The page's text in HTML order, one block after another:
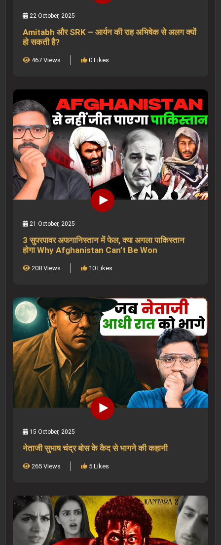
22 October, 2025
Amitabh और SRK – आर्यन की राह अभिषेक से अलग क्यों
हो सकती है?
467 Views 0 Likes
21 October, 2025
3 सुपरपावर अफगानिस्तान में फेल, क्या अगला पाकिस्तान
होगा Why Afghanistan Can’t Be Won
208 Views 10 Likes
15 October, 2025
नेताजी सुभाष चंद्र बोस के कैद से भागने की कहानी
265 Views 5 Likes